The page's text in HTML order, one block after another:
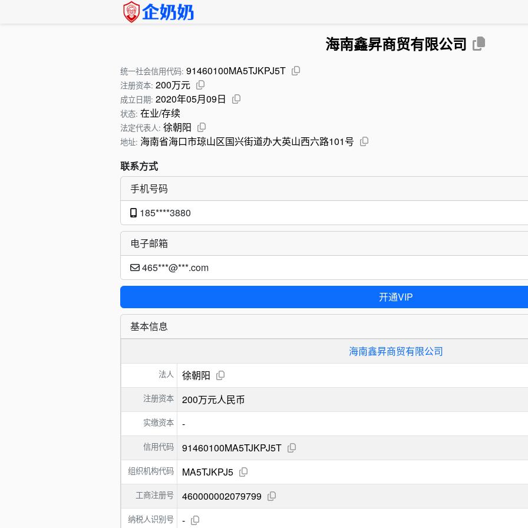
海南鑫昇商贸有限公司
统一社会信用代码: 91460100MA5TJKPJ5T
注册资本: 200万元
成立日期: 2020年05月09日
状态: 在业/存续
法定代表人: 徐朝阳
地址: 海南省海口市琼山区国兴街道办大英山西六路101号
联系方式
手机号码
185****3880
电子邮箱
465***@***.com
开通VIP
基本信息
海南鑫昇商贸有限公司
法人 徐朝阳
注册资本 200万元人民币
实缴资本 -
信用代码 91460100MA5TJKPJ5T
组织机构代码 MA5TJKPJ5
工商注册号 460000002079799
纳税人识别号 -